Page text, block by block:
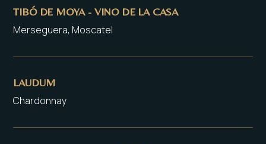
TIBÓ DE MOYA - VINO DE LA CASA
Merseguera, Moscatel
LAUDUM
Chardonnay